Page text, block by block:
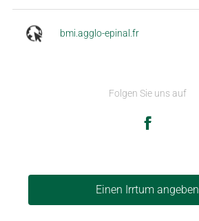
bmi.agglo-epinal.fr
Folgen Sie uns auf
Einen Irrtum angeben